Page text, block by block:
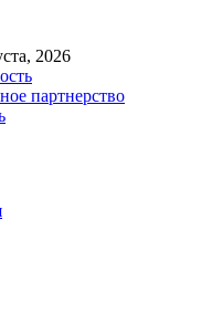
2026
партнерство